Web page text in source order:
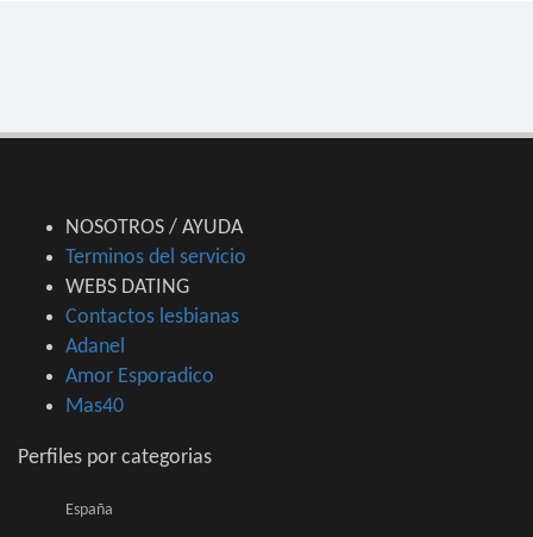
NOSOTROS / AYUDA
Terminos del servicio
WEBS DATING
Contactos lesbianas
Adanel
Amor Esporadico
Mas40
Perfiles por categorias
España